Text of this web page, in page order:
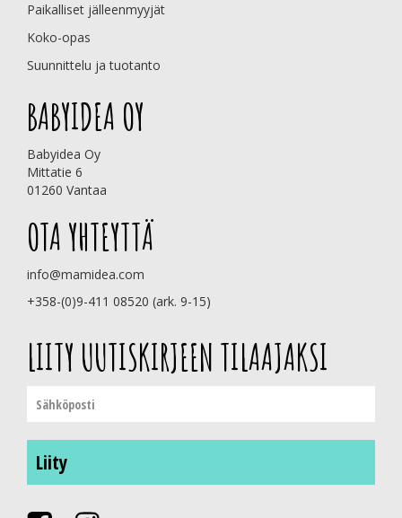
Paikalliset jälleenmyyjät
Koko-opas
Suunnittelu ja tuotanto
BABYIDEA OY
Babyidea Oy
Mittatie 6
01260 Vantaa
OTA YHTEYTTÄ
info@mamidea.com
+358-(0)9-411 08520 (ark. 9-15)
LIITY UUTISKIRJEEN TILAAJAKSI
Liity